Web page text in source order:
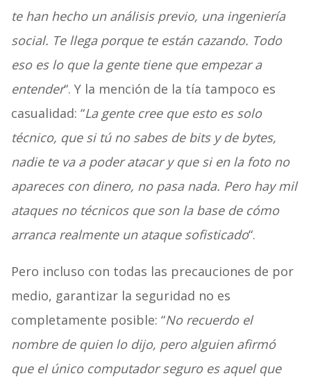
te han hecho un análisis previo, una ingeniería
social. Te llega porque te están cazando. Todo
eso es lo que la gente tiene que empezar a
entender“. Y la mención de la tía tampoco es
casualidad: “La gente cree que esto es solo
técnico, que si tú no sabes de bits y de bytes,
nadie te va a poder atacar y que si en la foto no
apareces con dinero, no pasa nada. Pero hay mil
ataques no técnicos que son la base de cómo
arranca realmente un ataque sofisticado“.
Pero incluso con todas las precauciones de por
medio, garantizar la seguridad no es
completamente posible: “No recuerdo el
nombre de quien lo dijo, pero alguien afirmó
que el único computador seguro es aquel que